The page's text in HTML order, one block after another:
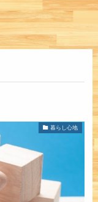
暮らし心地